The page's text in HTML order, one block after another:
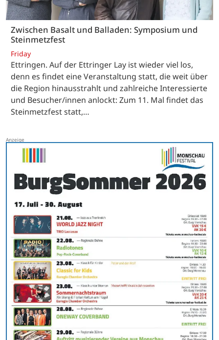
Zwischen Basalt und Balladen: Symposium und
Steinmetzfest
Friday
Ettringen. Auf der Ettringer Lay ist wieder viel los,
denn es findet eine Veranstaltung statt, die weit über
die Region hinausstrahlt und zahlreiche Interessierte
und Besucher/innen anlockt: Zum 11. Mal findet das
Steinmetzfest statt,…